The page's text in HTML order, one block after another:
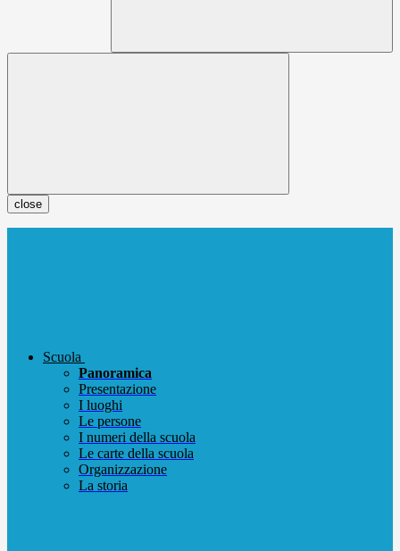
close
Scuola
Panoramica
Presentazione
I luoghi
Le persone
I numeri della scuola
Le carte della scuola
Organizzazione
La storia